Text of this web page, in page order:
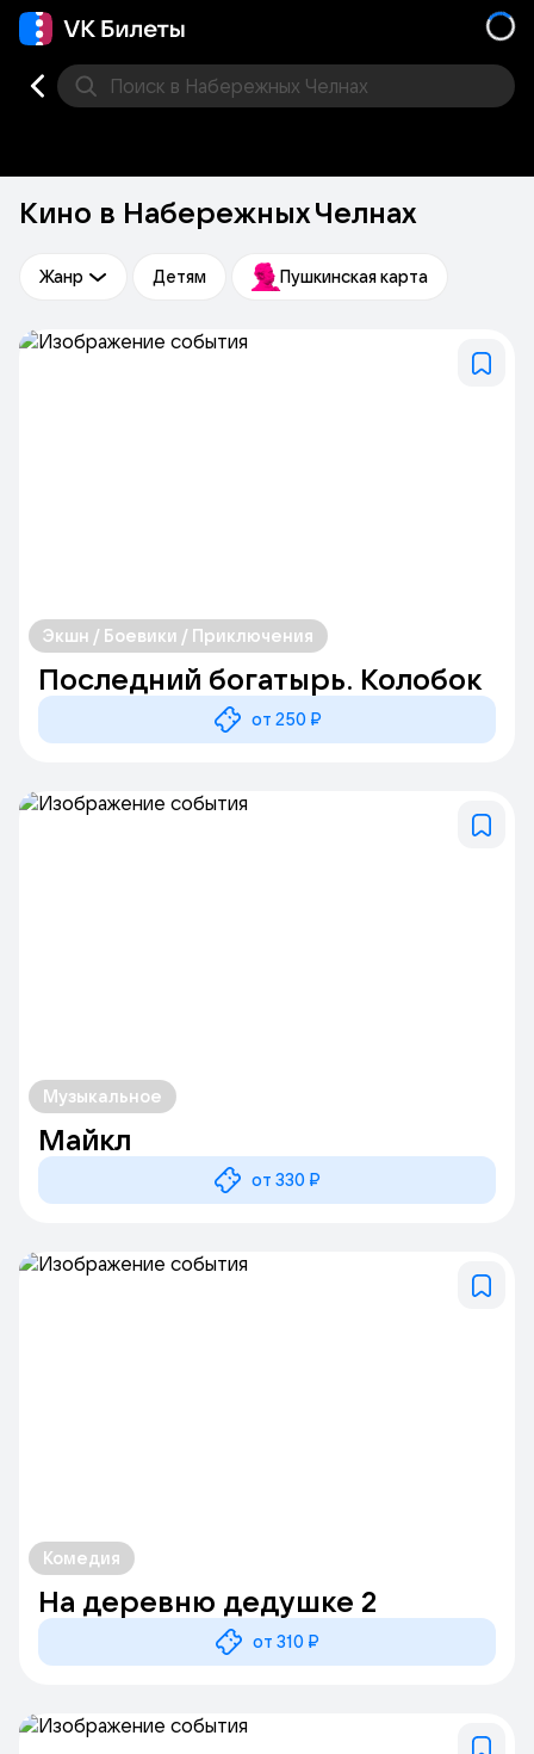
Поиск в Набережных Челнах
Кино в Набережных Челнах
Жанр Детям Пушкинская карта
Экшн / Боевики / Приключения
Последний богатырь. Колобок
от 250 ₽
Музыкальное
Майкл
от 330 ₽
Комедия
На деревню дедушке 2
от 310 ₽